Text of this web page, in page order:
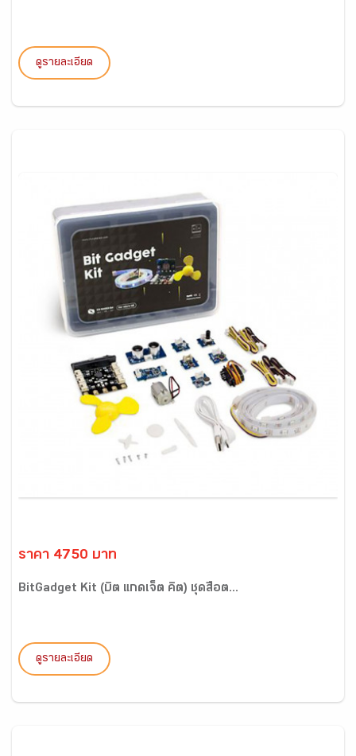
ดูรายละเอียด
ราคา 4750 บาท
BitGadget Kit (บิต แกดเจ็ต คิต) ชุดสื่อต...
ดูรายละเอียด